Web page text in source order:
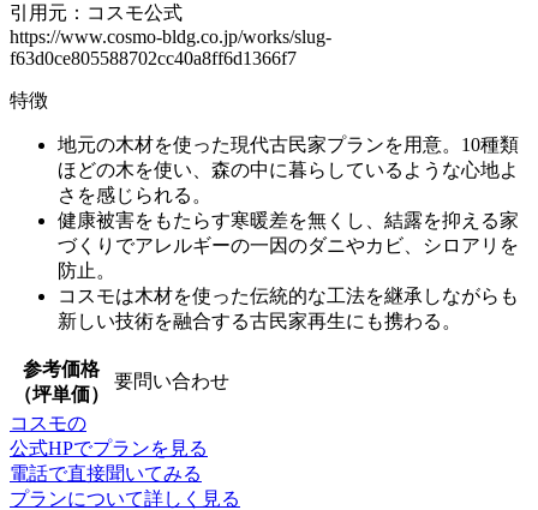
引用元：コスモ公式
https://www.cosmo-bldg.co.jp/works/slug-
f63d0ce805588702cc40a8ff6d1366f7
特徴
地元の木材を使った現代古民家プランを用意。10種類
ほどの木を使い、森の中に暮らしているような心地よ
さを感じられる。
健康被害をもたらす寒暖差を無くし、結露を抑える家
づくりでアレルギーの一因のダニやカビ、シロアリを
防止 。
コスモは木材を使った伝統的な工法を継承しながらも
新しい技術を融合する古民家再生にも携わる。
参考価格
（坪単価）
要問い合わせ
コスモの
公式HPでプランを見る
電話で直接聞いてみる
プランについて詳しく見る